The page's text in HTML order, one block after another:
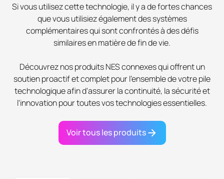
Si vous utilisez cette technologie, il y a de fortes chances
que vous utilisiez également des systèmes
complémentaires qui sont confrontés à des défis
similaires en matière de fin de vie.
Découvrez nos produits NES connexes qui offrent un
soutien proactif et complet pour l'ensemble de votre pile
technologique afin d'assurer la continuité, la sécurité et
l'innovation pour toutes vos technologies essentielles.
Voir tous les produits